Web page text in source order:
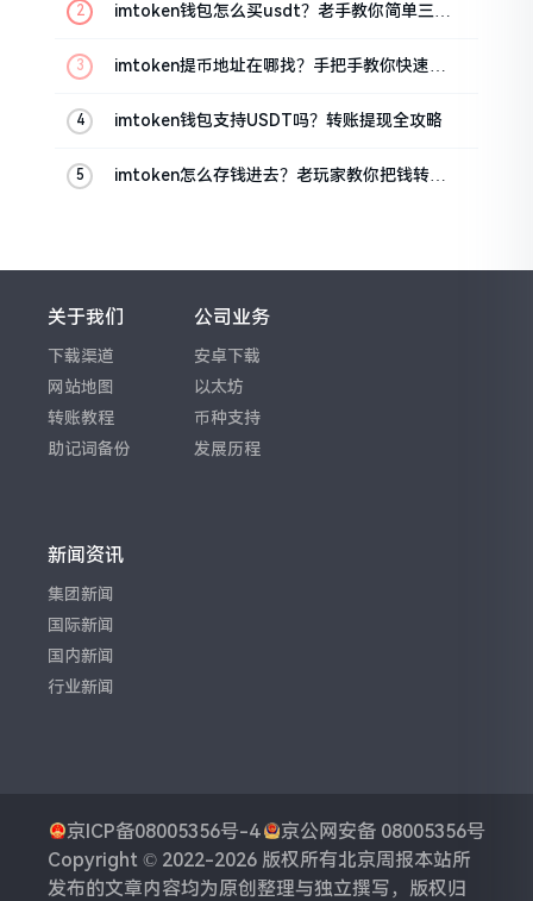
imtoken钱包怎么买usdt？老手教你简单三步
imtoken提币地址在哪找？手把手教你快速查
imtoken钱包支持USDT吗？转账提现全攻略
imtoken怎么存钱进去？老玩家教你把钱转进
关于我们
下载渠道
网站地图
转账教程
助记词备份
公司业务
安卓下载
以太坊
币种支持
发展历程
新闻资讯
集团新闻
国际新闻
国内新闻
行业新闻
京ICP备08005356号-4
京公网安备 08005356号
Copyright © 2022-2026 版权所有北京周报本站所
发布的文章内容均为原创整理与独立撰写，版权归